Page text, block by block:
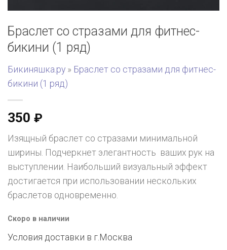
Браслет со стразами для фитнес-
бикини (1 ряд)
Бикиняшка.ру » Браслет со стразами для фитнес-
бикини (1 ряд)
350 ₽
Изящный браслет со стразами минимальной
ширины. Подчеркнет элегантность ваших рук на
выступлении. Наибольший визуальный эффект
достигается при использовании нескольких
браслетов одновременно.
Скоро в наличии
Условия доставки в г. Москва